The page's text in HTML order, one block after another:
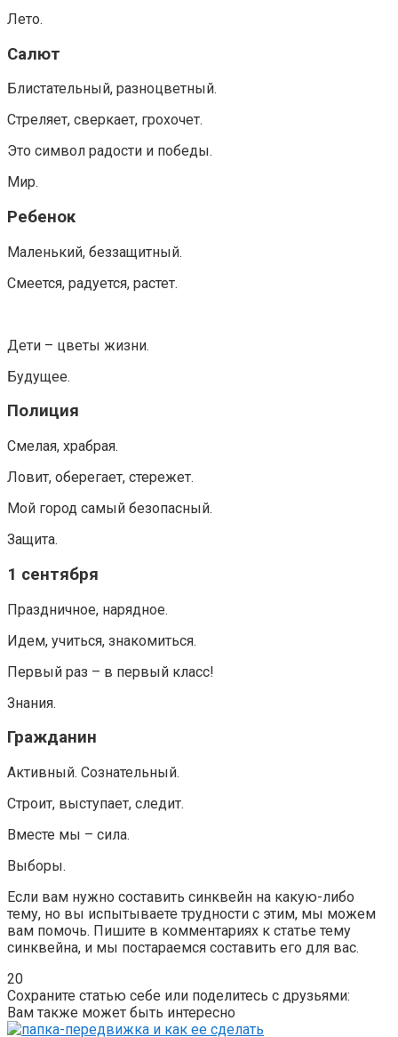
Лето.
Салют
Блистательный, разноцветный.
Стреляет, сверкает, грохочет.
Это символ радости и победы.
Мир.
Ребенок
Маленький, беззащитный.
Смеется, радуется, растет.
Дети – цветы жизни.
Будущее.
Полиция
Смелая, храбрая.
Ловит, оберегает, стережет.
Мой город самый безопасный.
Защита.
1 сентября
Праздничное, нарядное.
Идем, учиться, знакомиться.
Первый раз – в первый класс!
Знания.
Гражданин
Активный. Сознательный.
Строит, выступает, следит.
Вместе мы – сила.
Выборы.
Если вам нужно составить синквейн на какую-либо
тему, но вы испытываете трудности с этим, мы можем
вам помочь. Пишите в комментариях к статье тему
синквейна, и мы постараемся составить его для вас.
20
Сохраните статью себе или поделитесь с друзьями:
Вам также может быть интересно